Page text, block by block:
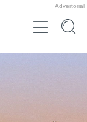
Advertorial